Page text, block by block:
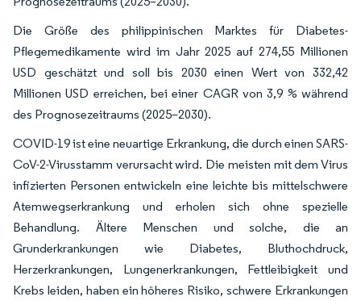
Die Größe des philippinischen Marktes für Diabetes-
Pflegemedikamente wird im Jahr 2025 auf 274,55 Millionen
USD geschätzt und soll bis 2030 einen Wert von 332,42
Millionen USD erreichen, bei einer CAGR von 3,9 % während
des Prognosezeitraums (2025–2030).
COVID-19 ist eine neuartige Erkrankung, die durch einen SARS-
CoV-2-Virusstamm verursacht wird. Die meisten mit dem Virus
infizierten Personen entwickeln eine leichte bis mittelschwere
Atemwegserkrankung und erholen sich ohne spezielle
Behandlung. Ältere Menschen und solche, die an
Grunderkrankungen wie Diabetes, Bluthochdruck,
Herzerkrankungen, Lungenerkrankungen, Fettleibigkeit und
Krebs leiden, haben ein höheres Risiko, schwere Erkrankungen